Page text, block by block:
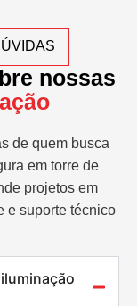
nossas
de quem busca
em torre de
projetos em
e suporte técnico